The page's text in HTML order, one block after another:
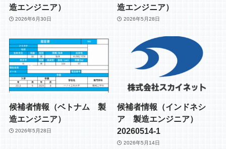
造エンジニア）
2026年6月30日
造エンジニア）
2026年5月28日
候補者情報（ベトナム 製
造エンジニア）
2026年5月28日
候補者情報（インドネシ
ア 製造エンジニア）
20260514-1
2026年5月14日